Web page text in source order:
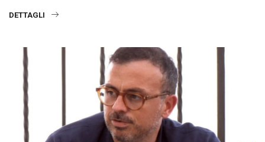
DETTAGLI